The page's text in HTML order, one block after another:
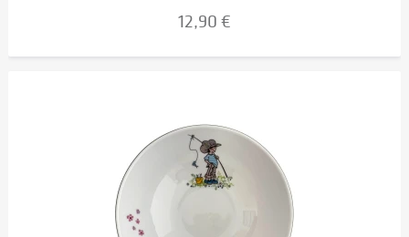
12,90 €